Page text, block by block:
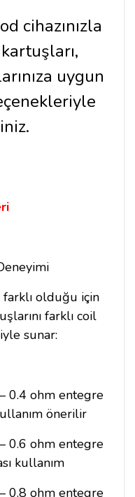
cihazınızla
uygun
farklı olduğu için
farklı coil
sunar:
0.4 ohm entegre
önerilir
0.6 ohm entegre
kullanım
0.8 ohm entegre